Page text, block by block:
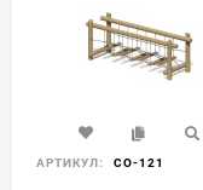
АРТИКУЛ: СО-121